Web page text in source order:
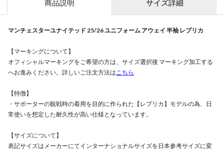
商品説明 サイズ詳細
マンチェスターユナイテッド 25/26 ユニフォーム アウェイ 半袖 レプリカ
【マーキングについて】
オフィシャルマーキングをご希望の方は、サイズ選択後 マーキング加工する
へお進みください。詳しいご注文方法はこちら
【特徴】
・サポーターの観戦時の着用を目的に作られた【レプリカ】モデルの為、日
常使いを想定した耐久性が高い仕様となっています。
【サイズについて】
表記サイズはメーカーにてインターナショナルサイズを日本参考サイズに変